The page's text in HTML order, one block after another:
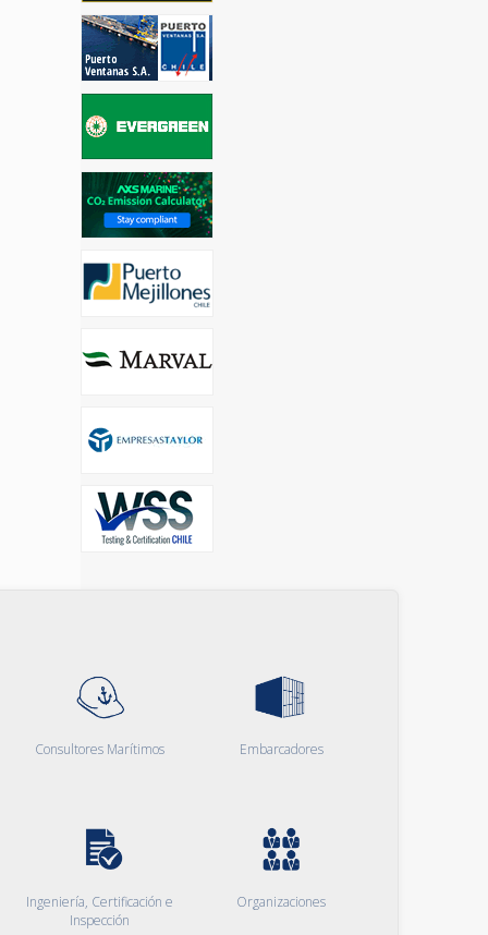
Consultores Marítimos Embarcadores
Ingeniería, Certificación e
Inspección
Organizaciones